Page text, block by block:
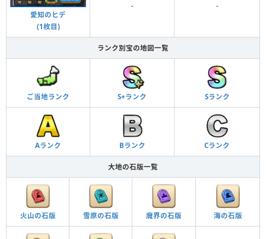
愛知のヒデ
(1枚目)
- -
ランク別宝の地図一覧
ご当地ランク S+ランク Sランク
Aランク Bランク Cランク
大地の石版一覧
火山の石版 雪原の石版 魔界の石版 海の石版